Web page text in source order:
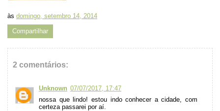
às domingo, setembro 14, 2014
Compartilhar
2 comentários:
Unknown 07/07/2017, 17:47
nossa que lindo! estou indo conhecer a cidade, com
certeza passarei por aí.